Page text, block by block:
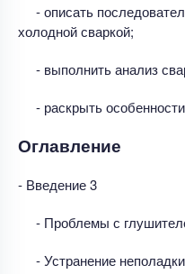
- описать
холодной сваркой;
- выполнить анализ
- раскрыть
Оглавление
- Введение 3
- Проблемы с
- Устранение неполадки